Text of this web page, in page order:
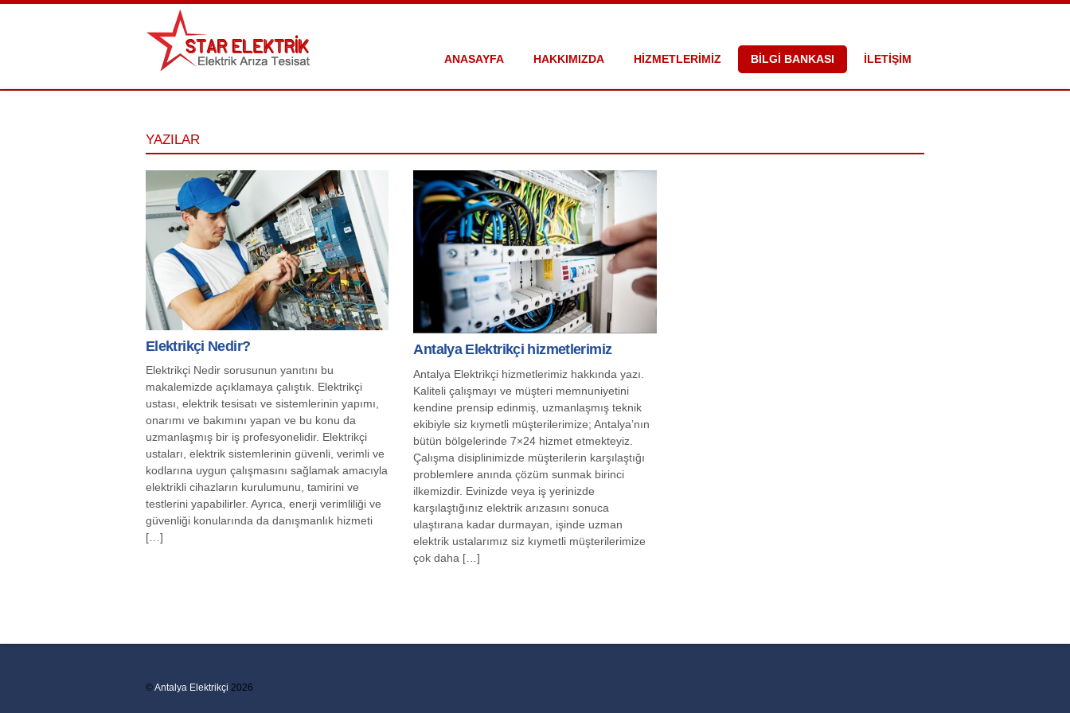
ANASAYFA HAKKIMIZDA HİZMETLERİMİZ BİLGİ BANKASI İLETİŞİM
YAZILAR
Elektrikçi Nedir?
Elektrikçi Nedir sorusunun yanıtını bu
makalemizde açıklamaya çalıştık. Elektrikçi
ustası, elektrik tesisatı ve sistemlerinin yapımı,
onarımı ve bakımını yapan ve bu konu da
uzmanlaşmış bir iş profesyonelidir. Elektrikçi
ustaları, elektrik sistemlerinin güvenli, verimli ve
kodlarına uygun çalışmasını sağlamak amacıyla
elektrikli cihazların kurulumunu, tamirini ve
testlerini yapabilirler. Ayrıca, enerji verimliliği ve
güvenliği konularında da danışmanlık hizmeti
[…]
Antalya Elektrikçi hizmetlerimiz
Antalya Elektrikçi hizmetlerimiz hakkında yazı.
Kaliteli çalışmayı ve müşteri memnuniyetini
kendine prensip edinmiş, uzmanlaşmış teknik
ekibiyle siz kıymetli müşterilerimize; Antalya’nın
bütün bölgelerinde 7×24 hizmet etmekteyiz.
Çalışma disiplinimizde müşterilerin karşılaştığı
problemlere anında çözüm sunmak birinci
ilkemizdir. Evinizde veya iş yerinizde
karşılaştığınız elektrik arızasını sonuca
ulaştırana kadar durmayan, işinde uzman
elektrik ustalarımız siz kıymetli müşterilerimize
çok daha […]
©Antalya Elektrikçi 2026